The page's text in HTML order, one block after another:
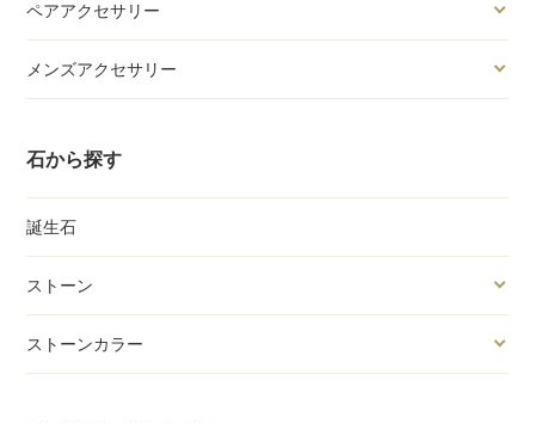
ペアアクセサリー
メンズアクセサリー
石から探す
誕生石
ストーン
ストーンカラー